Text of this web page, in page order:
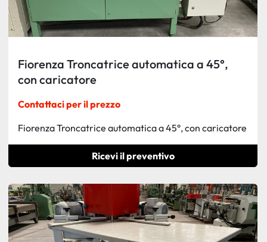
Fiorenza Troncatrice automatica a 45°,
con caricatore
Contattaci per il prezzo
Fiorenza Troncatrice automatica a 45°, con caricatore
Ricevi il preventivo